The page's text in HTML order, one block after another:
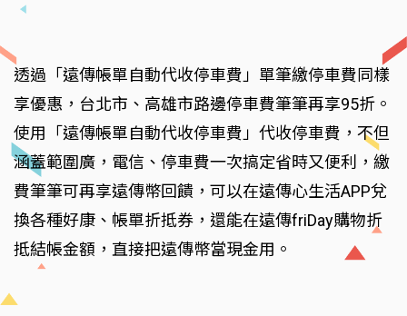
透過「遠傳帳單自動代收停車費」單筆繳停車費同樣
享優惠，台北市、高雄市路邊停車費筆筆再享95折。
使用「遠傳帳單自動代收停車費」代收停車費，不但
涵蓋範圍廣，電信、停車費一次搞定省時又便利，繳
費筆筆可再享遠傳幣回饋，可以在遠傳心生活APP兌
換各種好康、帳單折抵券，還能在遠傳friDay購物折
抵結帳金額，直接把遠傳幣當現金用。